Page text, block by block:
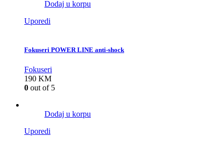
Dodaj u korpu
Uporedi
Fokuseri POWER LINE anti-shock
Fokuseri
190 KM
0 out of 5
Dodaj u korpu
Uporedi